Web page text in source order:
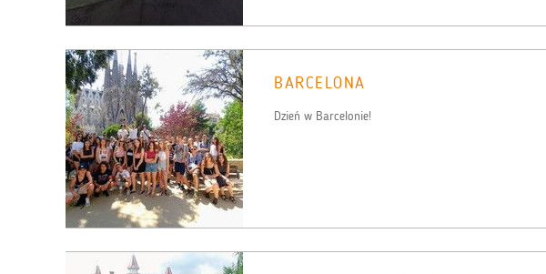
BARCELONA
Dzień w Barcelonie!